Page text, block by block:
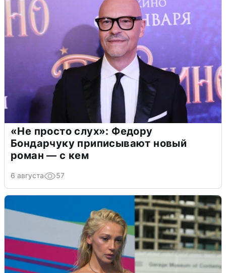
«Не просто слух»: Федору
Бондарчуку приписывают новый
роман — с кем
6 августа 57